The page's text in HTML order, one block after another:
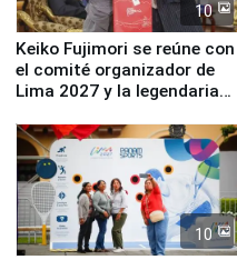
10
Keiko Fujimori se reúne con
el comité organizador de
Lima 2027 y la legendaria
10